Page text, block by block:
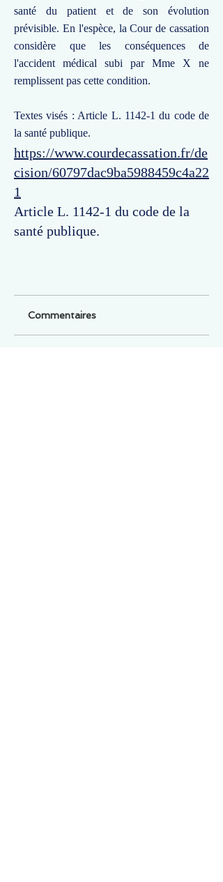
santé du patient et de son évolution
prévisible. En l'espèce, la Cour de cassation
considère que les conséquences de
l'accident médical subi par Mme X ne
remplissent pas cette condition.
Textes visés : Article L. 1142-1 du code de
la santé publique.
https://www.courdecassation.fr/de
cision/60797dac9ba5988459c4a22
1
Article L. 1142-1 du code de la
santé publique.
Commentaires